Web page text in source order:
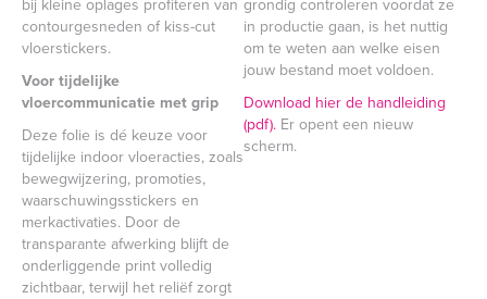
bij kleine oplages profiteren van
contourgesneden of kiss-cut
vloerstickers.
Voor tijdelijke
vloercommunicatie met grip
Deze folie is dé keuze voor
tijdelijke indoor vloeracties, zoals
bewegwijzering, promoties,
waarschuwingsstickers en
merkactivaties. Door de
transparante afwerking blijft de
onderliggende print volledig
zichtbaar, terwijl het reliëf zorgt
grondig controleren voordat ze
in productie gaan, is het nuttig
om te weten aan welke eisen
jouw bestand moet voldoen.
Download hier de handleiding
(pdf). Er opent een nieuw
scherm.